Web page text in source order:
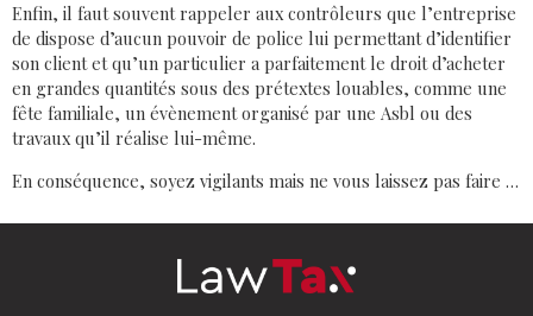
Enfin, il faut souvent rappeler aux contrôleurs que l’entreprise
de dispose d’aucun pouvoir de police lui permettant d’identifier
son client et qu’un particulier a parfaitement le droit d’acheter
en grandes quantités sous des prétextes louables, comme une
fête familiale, un évènement organisé par une Asbl ou des
travaux qu’il réalise lui-même.
En conséquence, soyez vigilants mais ne vous laissez pas faire …